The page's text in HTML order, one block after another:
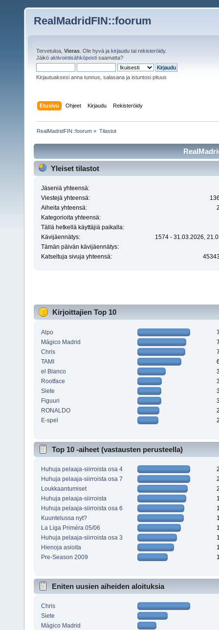
RealMadridFIN::foorum
Tervetuloa, Vieras . Ole hyvä ja kirjaudu tai rekisteröidy.
Jäikö aktivointisähköposti saamatta?
Kirjautuaksesi anna tunnus, salasana ja istuntosi pituus
Etusivu Ohjeet Kirjaudu Rekisteröidy
RealMadridFIN::foorum » Tilastot
Yleiset tilastot
Jäseniä yhteensä:
Viestejä yhteensä:
Aiheita yhteensä:
Kategorioita yhteensä:
Tällä hetkellä käyttäjiä paikalla:
Kävijäennätys:
1574 - 31.03.2026,
Tämän päivän kävijäennätys:
Katseltuja sivuja yhteensä:
Kirjoittajien Top 10
Alpo
Mágico Madrid
Chris
TAMI
el Blanco
Rootface
Siete
Figuuri
RONALDO
E-spel
Top 10 -aiheet (vastausten perusteella)
Huhuja pelaaja-siirroista osa 4
Huhuja pelaaja-siirroista osa 7
Loukkaantumiset
Huhuja pelaaja-siirroista
Huhuja pelaaja-siirroista osa 6
Kuuntelussa nyt?
La Liga Priméra 05/06
Huhuja pelaaja-siirroista osa 3
Hienoja asioita
Pre-Season 2009
Eniten uusien aiheiden aloituksia
Chris
Siete
Mágico Madrid